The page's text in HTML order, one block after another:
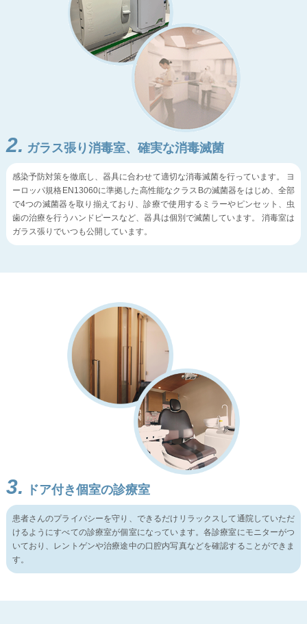
2. ガラス張り消毒室、確実な消毒滅菌
感染予防対策を徹底し、器具に合わせて適切な消毒滅菌を行っています。 ヨ
ーロッパ規格EN13060に準拠した高性能なクラスBの滅菌器をはじめ、全部
で4つの滅菌器を取り揃えており、診療で使用するミラーやピンセット、虫
歯の治療を行うハンドピースなど、器具は個別で滅菌しています。 消毒室は
ガラス張りでいつも公開しています。
3. ドア付き個室の診療室
患者さんのプライバシーを守り、できるだけリラックスして通院していただ
けるようにすべての診療室が個室になっています。各診療室にモニターがつ
いており、レントゲンや治療途中の口腔内写真などを確認することができま
す。